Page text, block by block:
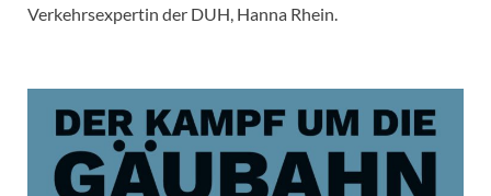
Verkehrsexpertin der DUH, Hanna Rhein.